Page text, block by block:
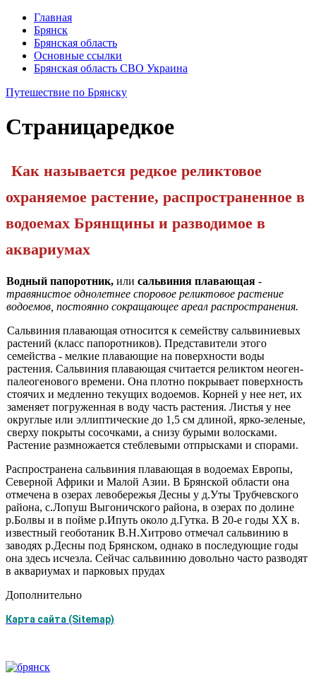
Главная
Брянск
Брянская область
Основные ссылки
Брянская область СВО Украина
Путешествие по Брянску
Страницаредкое
Как называется редкое реликтовое
охраняемое растение, распространенное в
водоемах Брянщи­ны и разводимое в
аквариумах
Водный папоротник, или сальвиния плавающая -
травянистое однолетнее споровое реликтовое растение
водоемов, постоянно со­кращающее ареал распространения.
Сальвиния плавающая относится к семейству сальвиниевых
расте­ний (класс папоротников). Представители этого
семейства - мелкие плава­ющие на поверхности воды
растения. Сальвиния плавающая считается ре­ликтом неоген-
палеогенового времени. Она плотно покрывает поверхность
стоячих и медленно текущих водоемов. Корней у нее нет, их
заменяет по­груженная в воду часть растения. Листья у нее
округлые или эллиптические до 1,5 см длиной, ярко-зеленые,
сверху покрыты сосочками, а снизу бурыми волосками.
Растение размножается стеблевыми отпрысками и спорами.
Распространена сальвиния плавающая в водоемах Европы,
Се­верной Африки и Малой Азии. В Брянской области она
отмечена в озерах левобережья Десны у д.Уты Трубчевского
района, с.Лопуш Выгоничского района, в озерах по долине
р.Болвы и в пойме р.Ипуть около д.Гутка. В 20-е годы XX в.
известный геоботаник В.Н.Хитрово отмечал сальвинию в
заводях р.Десны под Брянском, однако в после­дующие годы
она здесь исчезла. Сейчас сальвинию довольно часто разводят
в аквариумах и парковых прудах
Дополнительно
Карта сайта (Sitemap)